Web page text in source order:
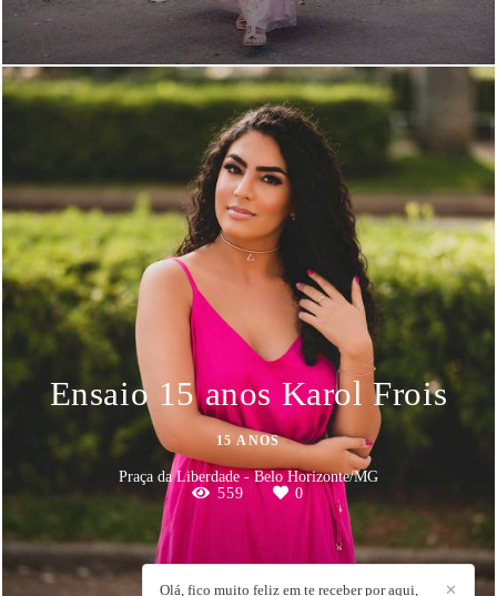
Ensaio 15 anos Karol Frois
15 ANOS
Praça da Liberdade - Belo Horizonte/MG
559
0
✕
Olá, fico muito feliz em te receber por aqui,